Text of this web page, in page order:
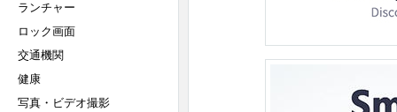
ランチャー
ロック画面
交通機関
健康
写真・ビデオ撮影